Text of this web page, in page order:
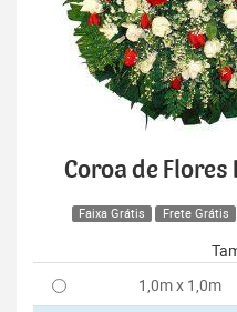
Coroa de
Faixa Grátis Frete Grátis
1,0m x 1,0m